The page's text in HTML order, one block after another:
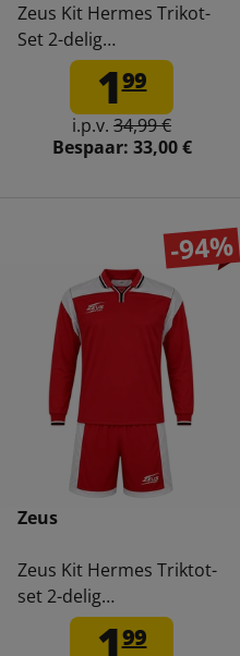
Zeus Kit Hermes Trikot-
Set 2-delig
zwart/oranje/wit
199
i.p.v. 34,99 €
Bespaar: 33,00 €
-94%
Zeus
Zeus Kit Hermes Triktot-
set 2-delig
rood/wit/blauw
199